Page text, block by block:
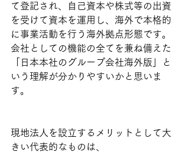
て登記され、自己資本や株式等の出資
を受けて資本を運用し、海外で本格的
に事業活動を行う海外拠点形態です。
会社としての機能の全てを兼ね備えた
「日本本社のグループ会社海外版」と
いう理解が分かりやすいかと思いま
す。
現地法人を設立するメリットとして大
きい代表的なものは、